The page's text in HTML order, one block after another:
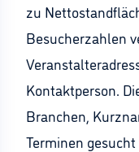
zu
Besucherzahlen
Kontaktperson.
Branchen,
Terminen